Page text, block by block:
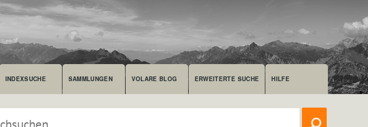
INDEXSUCHE SAMMLUNGEN VOLARE BLOG ERWEITERTE SUCHE HILFE